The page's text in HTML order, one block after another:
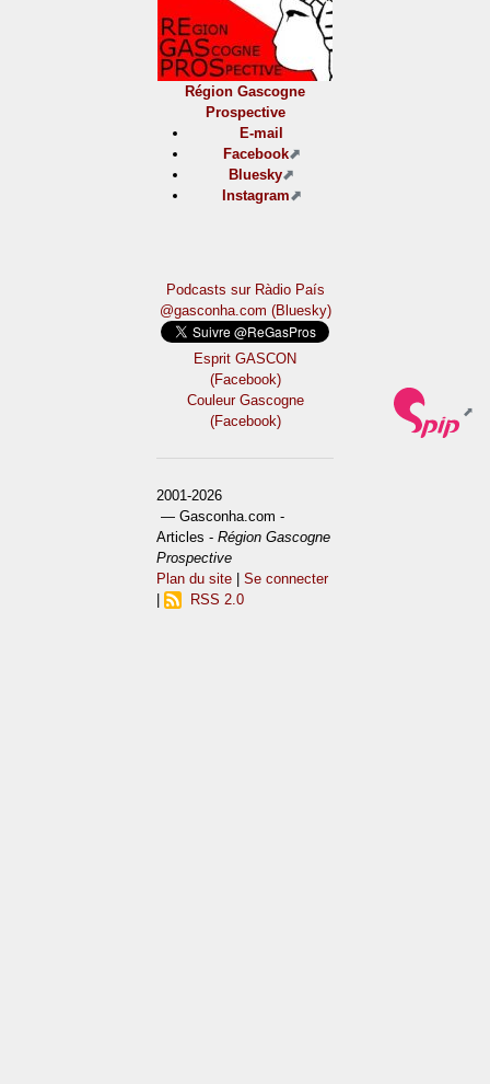
Région Gascogne
Prospective
E-mail
Facebook
Bluesky
Instagram
Podcasts sur Ràdio País
@gasconha.com (Bluesky)
Esprit GASCON
(Facebook)
Couleur Gascogne
(Facebook)
2001-2026
— Gasconha.com -
Articles -Région Gascogne
Prospective
Plan du site |Se connecter
RSS 2.0